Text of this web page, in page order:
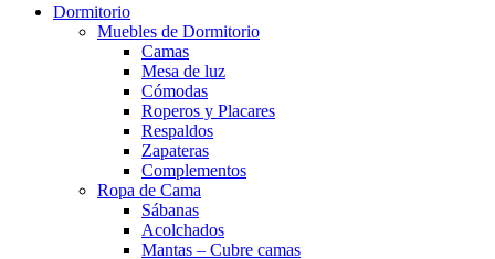
Dormitorio
Muebles de Dormitorio
Camas
Mesa de luz
Cómodas
Roperos y Placares
Respaldos
Zapateras
Complementos
Ropa de Cama
Sábanas
Acolchados
Mantas – Cubre camas